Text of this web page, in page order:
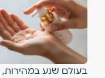
בעולם שנע